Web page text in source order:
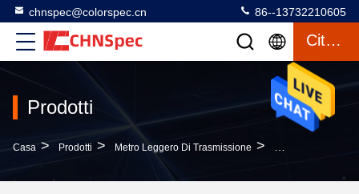
chnspec@colorspec.cn 86--13732210605
Citazione
Prodotti
Casa > Prodotti > Metro Leggero Di Trasmissione > Alta Risoluzione